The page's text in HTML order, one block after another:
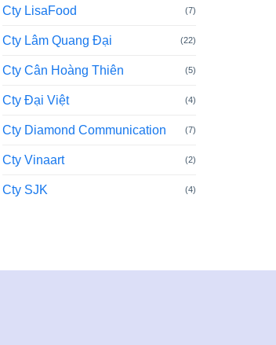
Cty LisaFood (7)
Cty Lâm Quang Đại (22)
Cty Cân Hoàng Thiên (5)
Cty Đại Việt (4)
Cty Diamond Communication (7)
Cty Vinaart (2)
Cty SJK (4)